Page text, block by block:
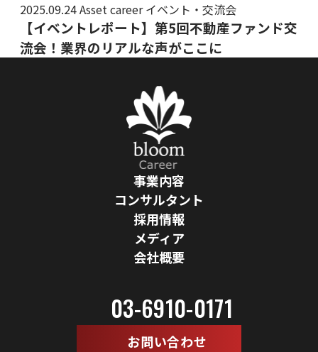
2025.09.24Asset career イベント・交流会
【イベントレポート】第5回不動産ファンド交
流会！業界のリアルな声がここに
事業内容
コンサルタント
採用情報
メディア
会社概要
03-6910-0171
お問い合わせ